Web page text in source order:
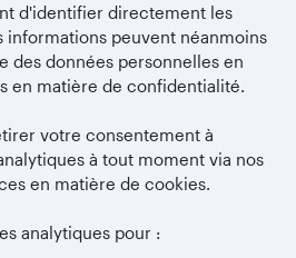
d'identifier directement les
informations peuvent néanmoins
des données personnelles en
en matière de confidentialité.
votre consentement à
à tout moment via nos
en matière de cookies.
analytiques pour :